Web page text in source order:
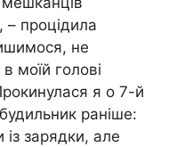
процідила
не
моїй голові
я о 7-й
раніше:
із зарядки, але